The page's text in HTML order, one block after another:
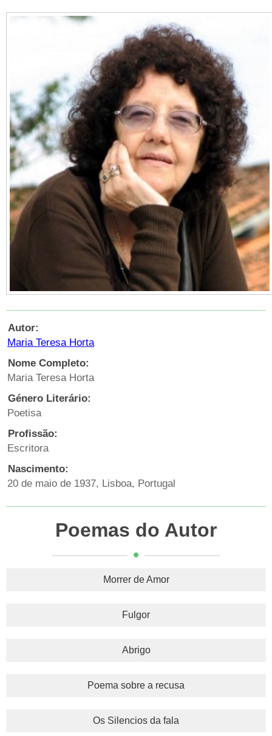
Autor:
Maria Teresa Horta
Nome Completo:
Maria Teresa Horta
Género Literário:
Poetisa
Profissão:
Escritora
Nascimento:
20 de maio de 1937, Lisboa, Portugal
Poemas do Autor
Morrer de Amor
Fulgor
Abrigo
Poema sobre a recusa
Os Silencios da fala